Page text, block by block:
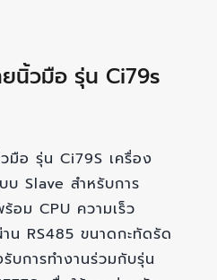
นิ้วมือ รุ่น Ci79s
มือ รุ่น Ci79S เครื่อง
Slave สำหรับการ
อม CPU ความเร็ว
น RS485 ขนาดกะทัดรัด
การทำงานร่วมกับรุ่น